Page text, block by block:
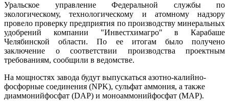
Уральское управление Федеральной службы по
экологическому, технологическому и атомному надзору
провело проверку предприятия по производству минеральных
удобрений компании "Инвестхимагро" в Карабаше
Челябинской области. По ее итогам было получено
заключение о соответствии производства проектным
требованиям, сообщили в ведомстве.
На мощностях завода будут выпускаться азотно-калийно-
фосфорные соединения (NPK), сульфат аммония, а также
диаммонийфосфат (DAP) и моноаммонийфосфат (MAP).